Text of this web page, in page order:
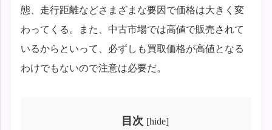
態、走行距離などさまざまな要因で価格は大きく変
わってくる。また、中古市場では高値で販売されて
いるからといって、必ずしも買取価格が高値となる
わけでもないので注意は必要だ。
目次 [hide]